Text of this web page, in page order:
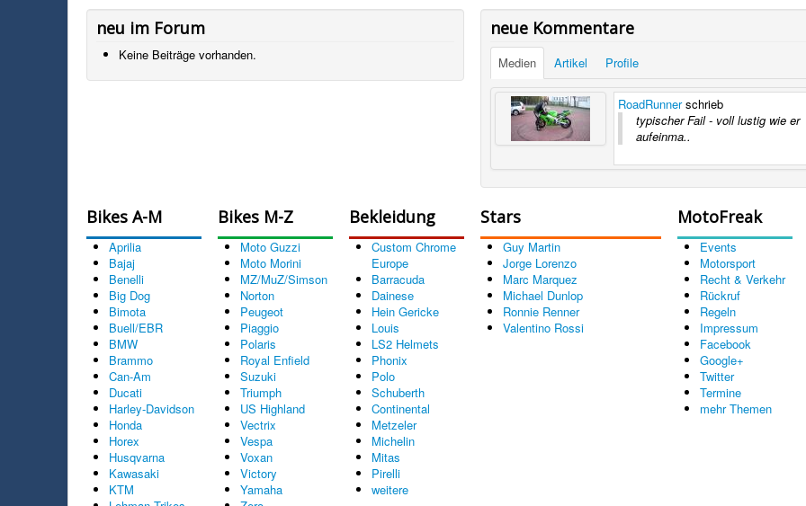
neu im Forum
Keine Beiträge vorhanden.
neue Kommentare
Medien Artikel Profile
RoadRunnerschrieb
typischer Fail - voll lustig wie er
aufeinma..
Bikes A-M
Aprilia
Bajaj
Benelli
Big Dog
Bimota
Buell/EBR
BMW
Brammo
Can-Am
Ducati
Harley-Davidson
Honda
Horex
Husqvarna
Kawasaki
KTM
Bikes M-Z
Moto Guzzi
Moto Morini
MZ/MuZ/Simson
Norton
Peugeot
Piaggio
Polaris
Royal Enfield
Suzuki
Triumph
US Highland
Vectrix
Vespa
Voxan
Victory
Yamaha
Bekleidung
Custom Chrome
Europe
Barracuda
Dainese
Hein Gericke
Louis
LS2 Helmets
Phonix
Polo
Schuberth
Continental
Metzeler
Michelin
Mitas
Pirelli
weitere
Stars
Guy Martin
Jorge Lorenzo
Marc Marquez
Michael Dunlop
Ronnie Renner
Valentino Rossi
MotoFreak
Events
Motorsport
Recht & Verkehr
Rückruf
Regeln
Impressum
Facebook
Google+
Twitter
Termine
mehr Themen